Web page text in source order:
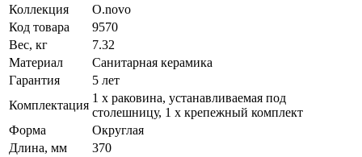
Коллекция
O.novo
Код товара
9570
Вес, кг
7.32
Материал
Санитарная керамика
Гарантия
5 лет
Комплектация
1 x раковина, устанавливаемая под
столешницу, 1 x крепежный комплект
Форма
Округлая
Длина, мм
370